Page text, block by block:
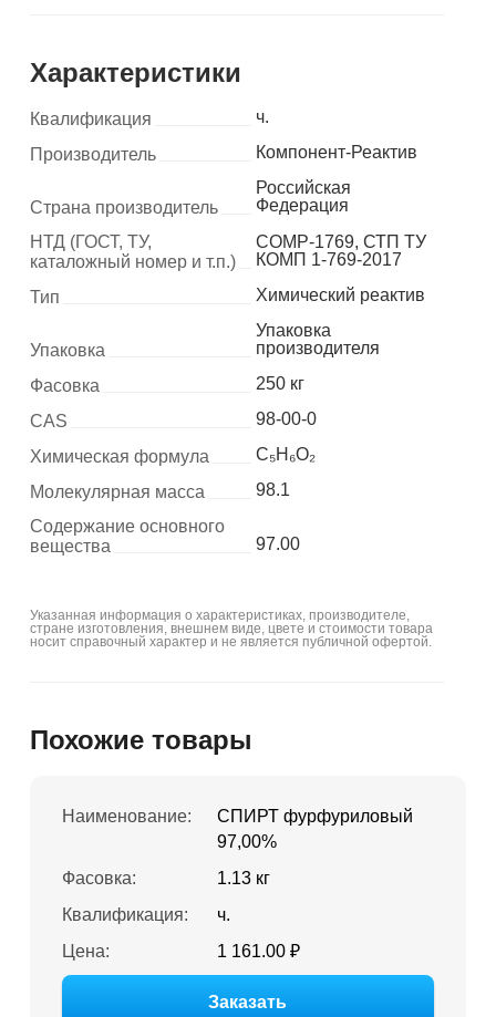
Характеристики
Квалификация
ч.
Производитель
Компонент-Реактив
Страна производитель
Российская
Федерация
НТД (ГОСТ, ТУ,
каталожный номер и т.п.)
COMP-1769, СТП ТУ
КОМП 1-769-2017
Тип
Химический реактив
Упаковка
Упаковка
производителя
Фасовка
250 кг
CAS
98-00-0
Химическая формула
C₅H₆O₂
Молекулярная масса
98.1
Содержание основного
вещества
97.00
Указанная информация о характеристиках, производителе,
стране изготовления, внешнем виде, цвете и стоимости товара
носит справочный характер и не является публичной офертой.
Похожие товары
Наименование:
СПИРТ фурфуриловый
97,00%
Фасовка:
1.13 кг
Квалификация:
ч.
Цена:
1 161.00 ₽
Заказать